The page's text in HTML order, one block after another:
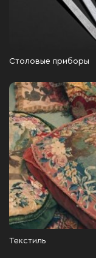
Столовые приборы
Текстиль